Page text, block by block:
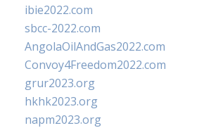
ibie2022.com
sbcc-2022.com
AngolaOilAndGas2022.com
Convoy4Freedom2022.com
grur2023.org
hkhk2023.org
napm2023.org